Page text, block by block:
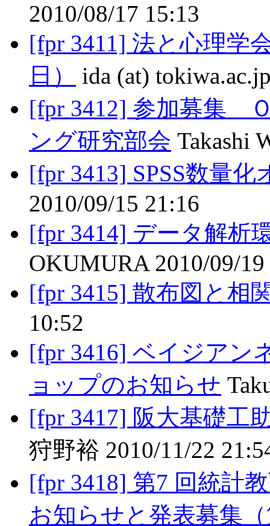
2010/08/17 15:13
[fpr 3411] 法と心理学
日）
ida (at)
[fpr 3412] 参加募集
ング研究部会 Takashi
[fpr 3413] SPSS数量
2010/09/15 21:16
[fpr 3414] データ解析
OKUMURA 2010/09/19
[fpr 3415] 散布図と相
10:52
[fpr 3416] ベイジアン
ョップのお知らせ
[fpr 3417] 阪大基礎工
狩野裕 2010/11/22
[fpr 3418] 第7 回統計
お知らせと発表募集